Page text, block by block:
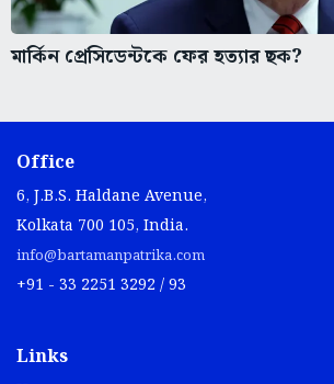
মার্কিন প্রেসিডেন্টকে ফের হত্যার ছক?
Office
6, J.B.S. Haldane Avenue,
Kolkata 700 105, India.
info@bartamanpatrika.com
+91 - 33 2251 3292 / 93
Links